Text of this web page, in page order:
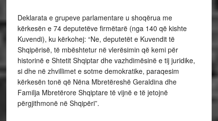
Deklarata e grupeve parlamentare u shoqërua me
kërkesën e 74 deputetëve firmëtarë (nga 140 që kishte
Kuvendi), ku kërkohej: “Ne, deputetët e Kuvendit të
Shqipërisë, të mbështetur në vlerësimin që kemi për
historinë e Shtetit Shqiptar dhe vazhdimësinë e tij juridike,
si dhe në zhvillimet e sotme demokratike, paraqesim
kërkesën tonë që Nëna Mbretëreshë Geraldina dhe
Familja Mbretërore Shqiptare të vijnë e të jetojnë
përgjithmonë në Shqipëri”.